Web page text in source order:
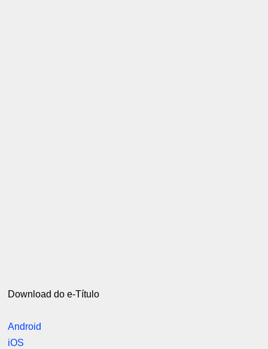
Download do e-Título
Android
iOS